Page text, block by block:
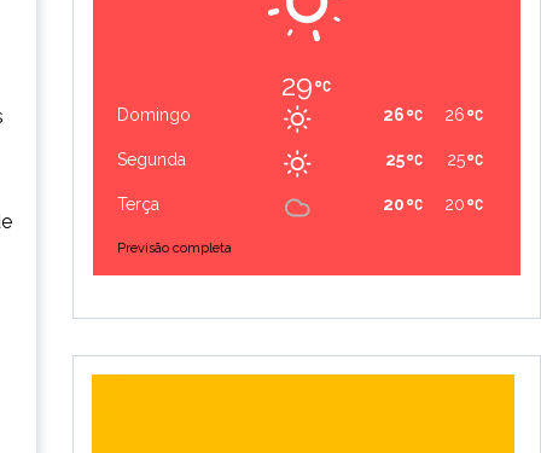
29
Domingo 26
26
Segunda 25
25
Terça 20
20
Previsão completa